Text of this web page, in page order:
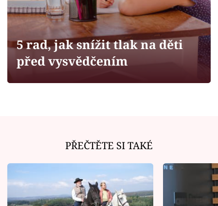
Sledujte prima+
Filmový festival Karlovy Vary
Sledujte nás
5 rad, jak snížit tlak na děti
před vysvědčením
PŘEČTĚTE SI TAKÉ